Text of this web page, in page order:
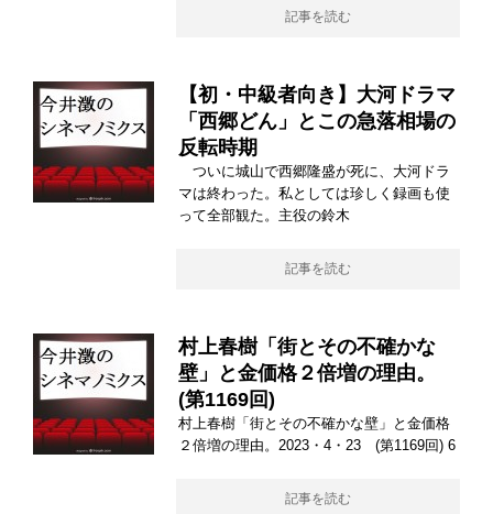
記事を読む
【初・中級者向き】大河ドラマ
「西郷どん」とこの急落相場の
反転時期
ついに城山で西郷隆盛が死に、大河ドラ
マは終わった。私としては珍しく録画も使
って全部観た。主役の鈴木
記事を読む
村上春樹「街とその不確かな
壁」と金価格２倍増の理由。
(第1169回)
村上春樹「街とその不確かな壁」と金価格
２倍増の理由。2023・4・23 (第1169回) 6
記事を読む